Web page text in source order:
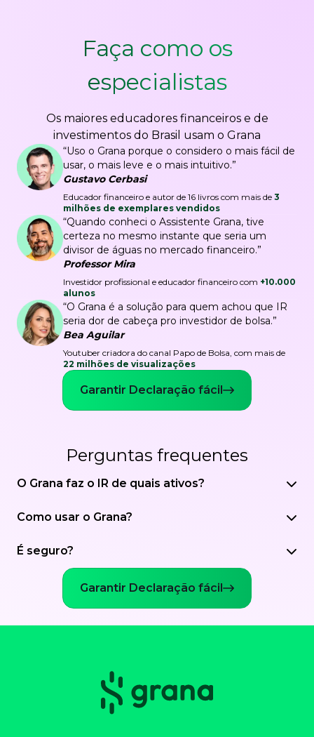
Faça como os
especialistas
Os maiores educadores financeiros e de
investimentos do Brasil usam o Grana
“Uso o Grana porque o considero o mais fácil de
usar, o mais leve e o mais intuitivo.”
Gustavo Cerbasi
Educador financeiro e autor de 16 livros com mais de 3
milhões de exemplares vendidos
“Quando conheci o Assistente Grana, tive
certeza no mesmo instante que seria um
divisor de águas no mercado financeiro.”
Professor Mira
Investidor profissional e educador financeiro com +10.000
alunos
“O Grana é a solução para quem achou que IR
seria dor de cabeça pro investidor de bolsa.”
Bea Aguilar
Youtuber criadora do canal Papo de Bolsa, com mais de
22 milhões de visualizações
Garantir Declaração fácil
Perguntas frequentes
O Grana faz o IR de quais ativos?
Como usar o Grana?
É seguro?
Garantir Declaração fácil